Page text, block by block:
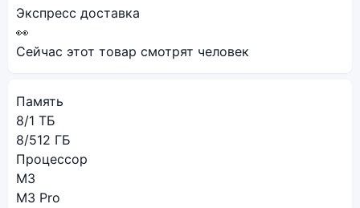
Экспресс доставка
👀
Сейчас этот товар смотрят человек
Память
8/1 ТБ
8/512 ГБ
Процессор
M3
M3 Pro